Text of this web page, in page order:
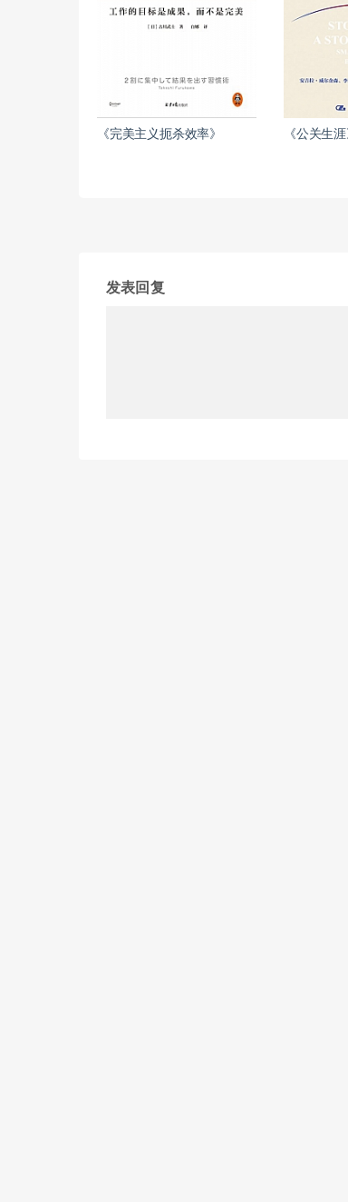
《完美主义扼杀效率》 《公关生
发表回复